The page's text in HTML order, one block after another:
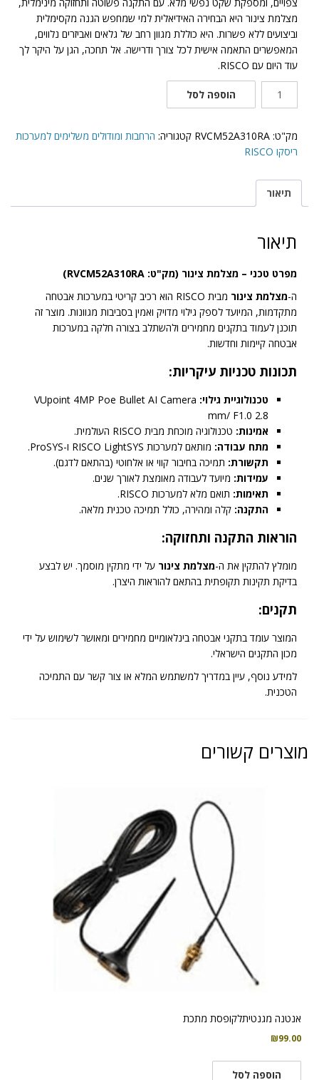
מצלמת צינור היא הבחירה האידיאלית למי שמחפש הגנה מקסימלית
וביצועים ללא פשרות. היא כוללת מגוון רחב של גלאים ואביזרים נלווים,
המאפשרים התאמה אישית לכל צורך ודרישה. אל תחכה, הגן על היקר לך
עוד היום עם RISCO.
צינור
הוספה לסל
מק"ט: RVCM52A310RA קטגוריה: הרחבות ומודולים משלימים למערכות
ריסקו RISCO
תיאור
תיאור
מפרט טכני – מצלמת צינור (מק"ט: RVCM52A310RA)
ה-מצלמת צינור
מבית RISCO הוא רכיב קריטי במערכות אבטחה
מתקדמות, המיועד לספק גילוי מדויק ואמין בסביבות מגוונות. מוצר זה
תוכנן לעמוד בתקנים מחמירים ולהשתלב בצורה חלקה במערכות
אבטחה קיימות וחדשות.
תכונות טכניות עיקריות:
טכנולוגיית גילוי:
2.8 mm/ F1.0
אמינות: טכנולוגיה מוכחת מבית RISCO העולמית.
מתח עבודה: מותאם למערכות RISCO LightSYS ו-ProSYS.
תקשורת: תמיכה בחיבור קווי או אלחוטי (בהתאם לדגם).
עמידות: מיועד לעבודה מאומצת לאורך שנים.
תאימות: תואם מלא למערכות RISCO.
התקנה: קלה ומהירה, כולל תמיכה טכנית מלאה.
הוראות התקנה ותחזוקה:
מומלץ להתקין את ה-מצלמת צינור על ידי מתקין מוסמך. יש לבצע
בדיקת תקינות תקופתית בהתאם להוראות היצרן.
תקנים:
המוצר עומד בתקני אבטחה בינלאומיים מחמירים ומאושר לשימוש על ידי
מכון התקנים הישראלי.
למידע נוסף, עיין במדריך למשתמש המלא או צור קשר עם התמיכה
הטכנית.
מוצרים קשורים
אנטנה מגנטיתלקופסת מתכת
₪99.00
הוספה לסל